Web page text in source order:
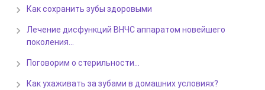
Как сохранить зубы здоровыми
Лечение дисфункций ВНЧС аппаратом новейшего
поколения…
Поговорим о стерильности…
Как ухаживать за зубами в домашних условиях?